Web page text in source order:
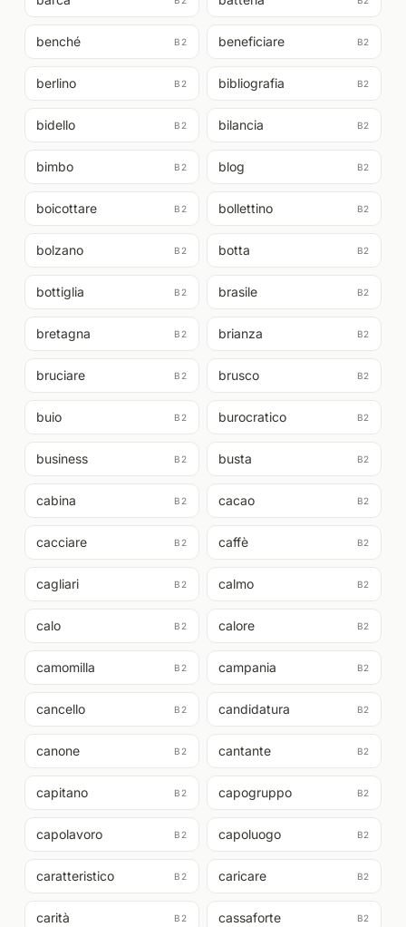
benché B2 beneficiare B2
berlino B2 bibliografia B2
bidello B2 bilancia B2
bimbo B2 blog B2
boicottare B2 bollettino B2
bolzano B2 botta B2
bottiglia B2 brasile B2
bretagna B2 brianza B2
bruciare B2 brusco B2
buio B2 burocratico B2
business B2 busta B2
cabina B2 cacao B2
cacciare B2 caffè B2
cagliari B2 calmo B2
calo B2 calore B2
camomilla B2 campania B2
cancello B2 candidatura B2
canone B2 cantante B2
capitano B2 capogruppo B2
capolavoro B2 capoluogo B2
caratteristico B2 caricare B2
carità B2 cassaforte B2